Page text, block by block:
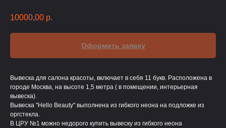
10000,00 р.
Оформить заявку
Вывеска для салона красоты, включает в себя 11 букв. Расположена в
городе Москва, на высоте 1,5 метра ( в помещении, интерьерная
вывеска).
Вывеска "Hello Beauty" выполнена из гибкого неона на подложке из
оргстекла.
В ЦРУ №1 можно недорого купить вывеску из гибкого неона